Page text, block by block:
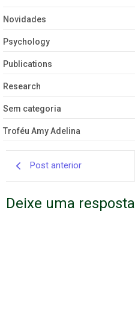
Novidades
Psychology
Publications
Research
Sem categoria
Troféu Amy Adelina
Post anterior
Deixe uma resposta